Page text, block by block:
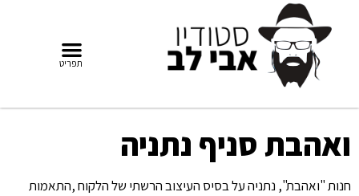
ואהבת סניף נתניה
חנות "ואהבת", נתניה על בסיס העיצוב הרשתי של הלקוח ,התאמות